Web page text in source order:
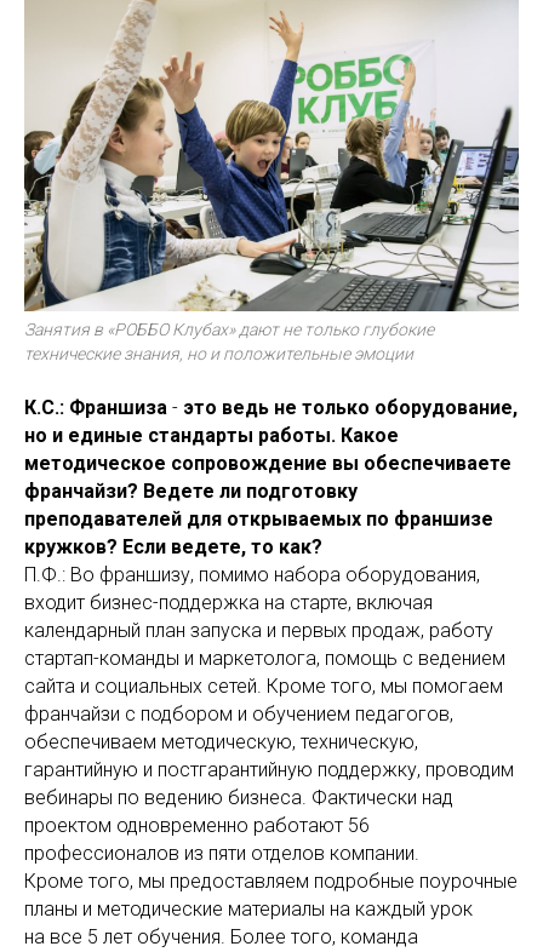
Занятия в «РОББО Клубах» дают не только глубокие
технические знания, но и положительные эмоции
К.С.: Франшиза - это ведь не только оборудование,
но и единые стандарты работы. Какое
методическое сопровождение вы обеспечиваете
франчайзи? Ведете ли подготовку
преподавателей для открываемых по франшизе
кружков? Если ведете, то как?
П.Ф.: Во франшизу, помимо набора оборудования,
входит бизнес-поддержка на старте, включая
календарный план запуска и первых продаж, работу
стартап-команды и маркетолога, помощь с ведением
сайта и социальных сетей. Кроме того, мы помогаем
франчайзи с подбором и обучением педагогов,
обеспечиваем методическую, техническую,
гарантийную и постгарантийную поддержку, проводим
вебинары по ведению бизнеса. Фактически над
проектом одновременно работают 56
профессионалов из пяти отделов компании.
Кроме того, мы предоставляем подробные поурочные
планы и методические материалы на каждый урок
на все 5 лет обучения. Более того, команда